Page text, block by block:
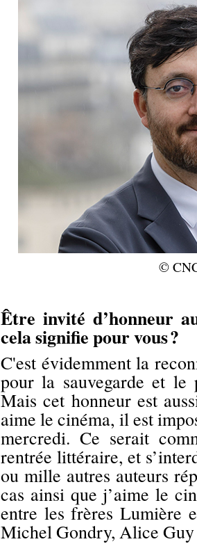
©
Être invité d’honneur
cela signifie pour vous?
C'est évidemment la
pour la sauvegarde et le
Mais cet honneur est
aime le cinéma, il est
mercredi. Ce serait
rentrée littéraire, et
ou mille autres auteurs
cas ainsi que j’aime le
entre les frères Lumière
Michel Gondry, Alice